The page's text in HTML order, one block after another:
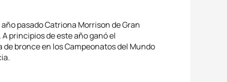
pasado Catriona Morrison de Gran
principios de este año ganó el
bronce en los Campeonatos del Mundo